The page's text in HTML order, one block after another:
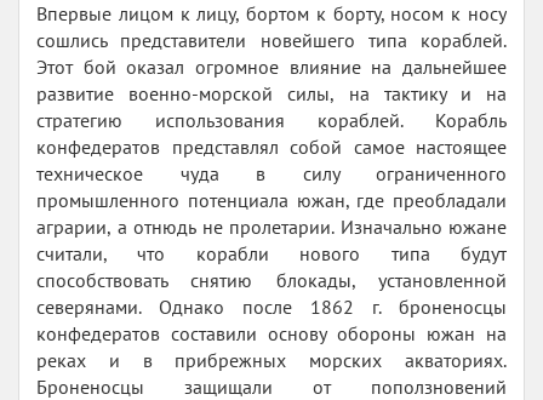
Впервые лицом к лицу, бортом к борту, носом к носу
сошлись представители новейшего типа кораблей.
Этот бой оказал огромное влияние на дальнейшее
развитие военно-морской силы, на тактику и на
стратегию использования кораблей. Корабль
конфедератов представлял собой самое настоящее
техническое чуда в силу ограниченного
промышленного потенциала южан, где преобладали
аграрии, а отнюдь не пролетарии. Изначально южане
считали, что корабли нового типа будут
способствовать снятию блокады, установленной
северянами. Однако после 1862 г. броненосцы
конфедератов составили основу обороны южан на
реках и в прибрежных морских акваториях.
Броненосцы защищали от поползновений